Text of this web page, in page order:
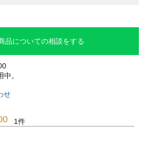
品についての相談をする
。
せ
1